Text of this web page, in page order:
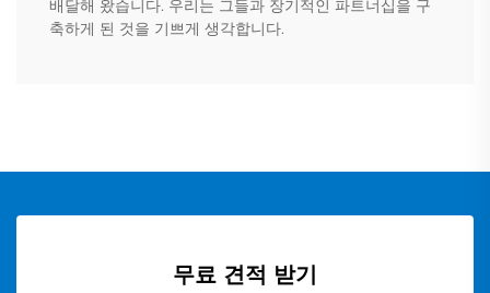
배달해 왔습니다. 우리는 그들과 장기적인 파트너십을 구
축하게 된 것을 기쁘게 생각합니다.
무료 견적 받기